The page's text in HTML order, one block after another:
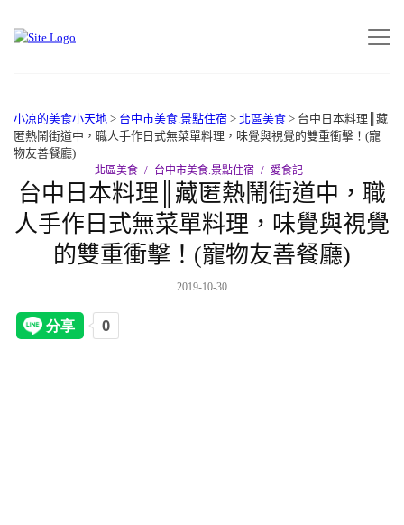
小凉的美食小天地 > 台中市美食.景點住宿 > 北區美食 > 台中日本料理║藏
匿熱鬧街道中，職人手作日式無菜單料理，味覺與視覺的雙重衝擊！(寵
物友善餐廳)
北區美食 台中市美食.景點住宿 愛食記
台中日本料理║藏匿熱鬧街道中，職
人手作日式無菜單料理，味覺與視覺
的雙重衝擊！(寵物友善餐廳)
2019-10-30